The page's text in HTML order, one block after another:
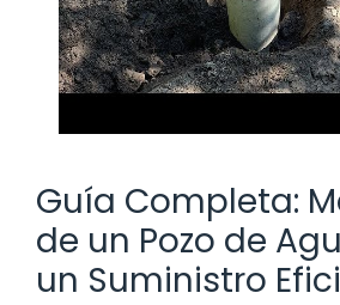
Guía Completa:
de un Pozo de
un Suministro